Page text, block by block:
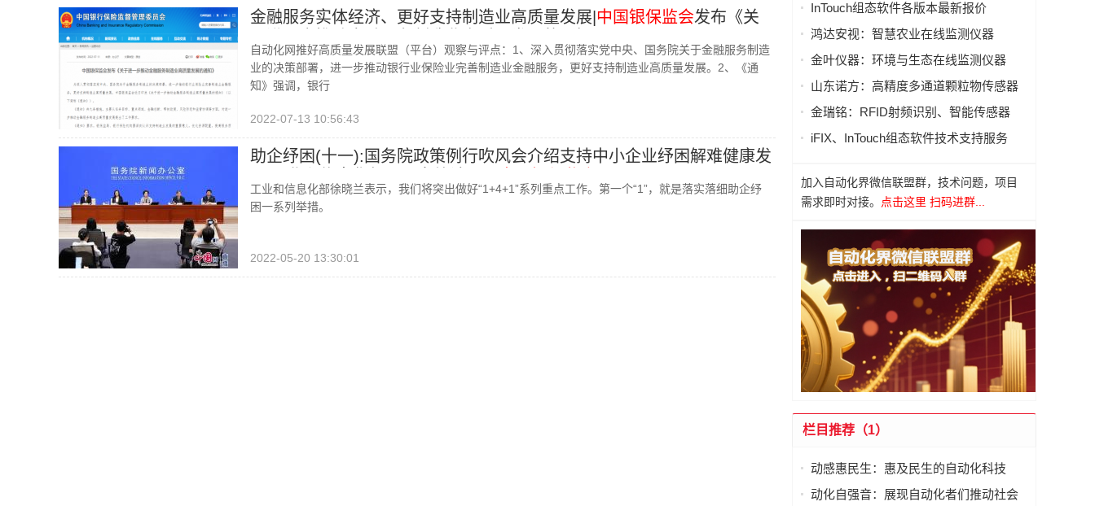
金融服务实体经济、更好支持制造业高质量发展| 中国银保监会发布《关
自动化网推好高质量发展联盟（平台）观察与评点：1、深入贯彻落实党中央、国务院关于金融服务制造
业的决策部署，进一步推动银行业保险业完善制造业金融服务，更好支持制造业高质量发展。2、《通
知》强调，银行
2022-07-13 10:56:43
助企纾困(十一):国务院政策例行吹风会介绍支持中小企业纾困解难健康发
工业和信息化部徐晓兰表示，我们将突出做好“1+4+1”系列重点工作。第一个“1”，就是落实落细助企纾
困一系列举措。
2022-05-20 13:30:01
InTouch组态软件各版本最新报价
鸿达安视：智慧农业在线监测仪器
金叶仪器：环境与生态在线监测仪器
山东诺方：高精度多通道颗粒物传感器
金瑞铭：RFID射频识别、智能传感器
iFIX、InTouch组态软件技术支持服务
加入自动化界微信联盟群，技术问题，项目
需求即时对接。
点击这里 扫码进群...
栏目推荐（1）
动感惠民生：惠及民生的自动化科技
动化自强音：展现自动化者们推动社会